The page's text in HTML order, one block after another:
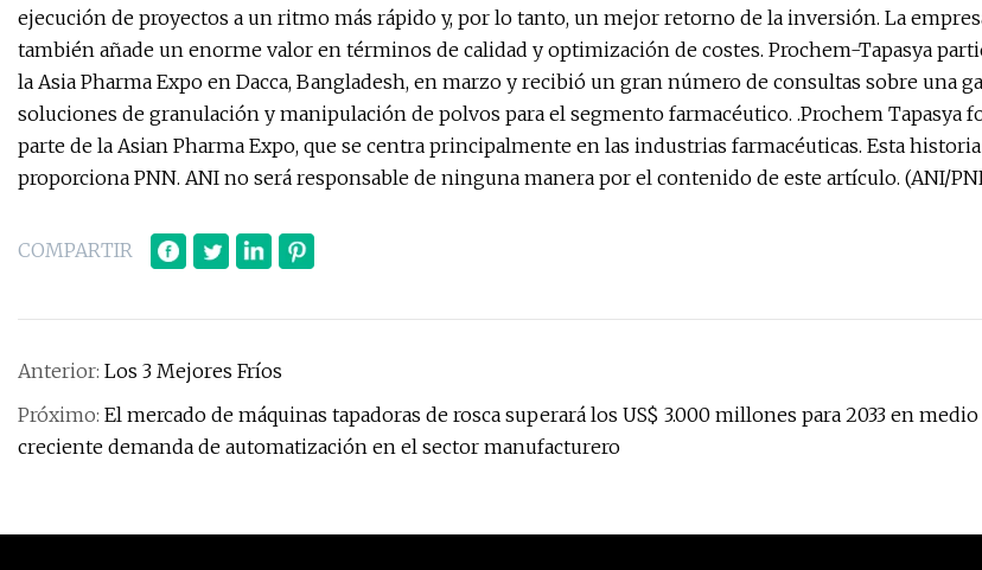
ejecución de proyectos a un ritmo más rápido y, por lo tanto, un mejor retorno de la inversión. La
también añade un enorme valor en términos de calidad y optimización de costes. Prochem-Tapasya
la Asia Pharma Expo en Dacca, Bangladesh, en marzo y recibió un gran número de consultas sobre una
soluciones de granulación y manipulación de polvos para el segmento farmacéutico. .Prochem Tapasya
parte de la Asian Pharma Expo, que se centra principalmente en las industrias farmacéuticas. Esta
proporciona PNN. ANI no será responsable de ninguna manera por el contenido de este artículo. (ANI/
COMPARTIR
Anterior: Los 3 Mejores Fríos
Próximo: El mercado de máquinas tapadoras de rosca superará los US$ 3.000 millones para 2033 en medio
creciente demanda de automatización en el sector manufacturero